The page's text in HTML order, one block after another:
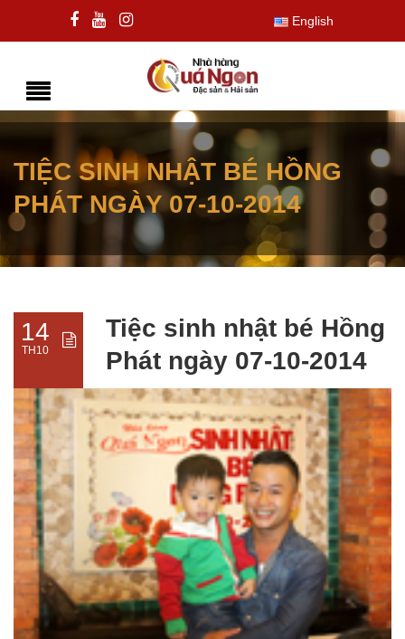
English
TIỆC SINH NHẬT BÉ HỒNG
PHÁT NGÀY 07-10-2014
14
TH10
Tiệc sinh nhật bé Hồng
Phát ngày 07-10-2014